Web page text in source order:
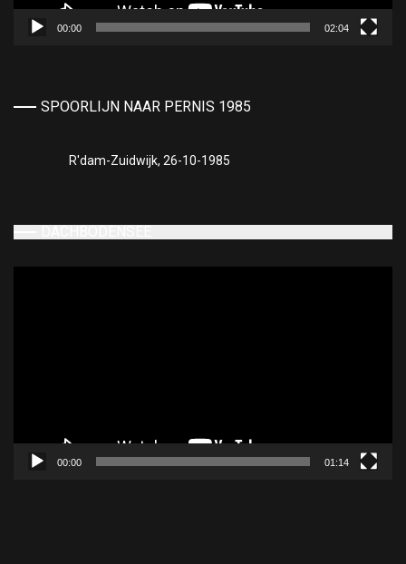
00:00 02:04
SPOORLIJN NAAR PERNIS 1985
R'dam-Zuidwijk, 26-10-1985
00:00 01:14